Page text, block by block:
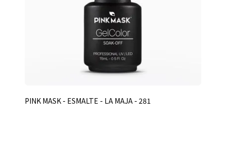
PINK MASK - ESMALTE - LA MAJA - 281